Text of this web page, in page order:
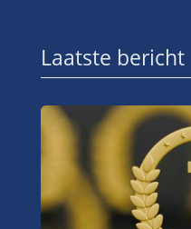
Laatste bericht